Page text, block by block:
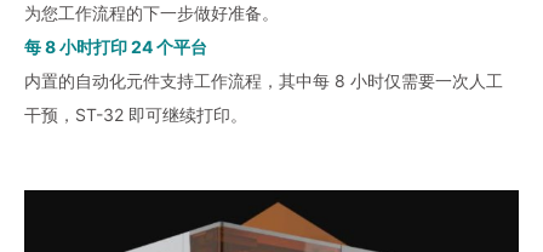
为您工作流程的下一步做好准备。
每 8 小时打印 24 个平台
内置的自动化元件支持工作流程，其中每 8 小时仅需要一次人工
干预，ST-32 即可继续打印。